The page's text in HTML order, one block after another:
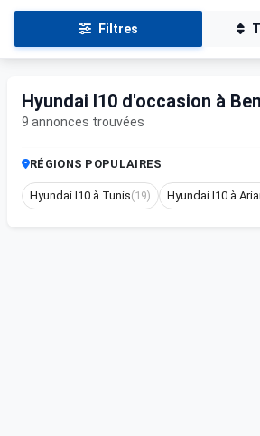
Filtres
Hyundai I10 d'occasion à
9 annonces trouvées
RÉGIONS POPULAIRES
Hyundai I10 à Tunis(19) Hyundai I10 à